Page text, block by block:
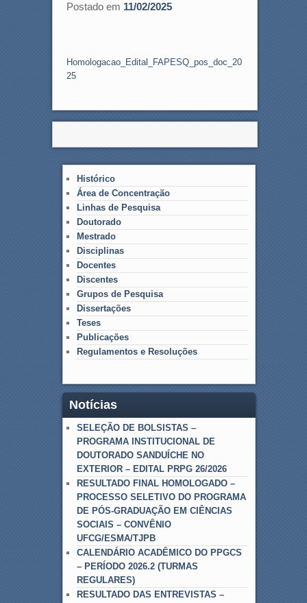
Postado em 11/02/2025
Homologacao_Edital_FAPESQ_pos_doc_20
25
Histórico
Área de Concentração
Linhas de Pesquisa
Doutorado
Mestrado
Disciplinas
Docentes
Discentes
Grupos de Pesquisa
Dissertações
Teses
Publicações
Regulamentos e Resoluções
Notícias
SELEÇÃO DE BOLSISTAS –
PROGRAMA INSTITUCIONAL DE
DOUTORADO SANDUÍCHE NO
EXTERIOR – EDITAL PRPG 26/2026
RESULTADO FINAL HOMOLOGADO –
PROCESSO SELETIVO DO PROGRAMA
DE PÓS-GRADUAÇÃO EM CIÊNCIAS
SOCIAIS – CONVÊNIO
UFCG/ESMA/TJPB
CALENDÁRIO ACADÊMICO DO PPGCS
– PERÍODO 2026.2 (TURMAS
REGULARES)
RESULTADO DAS ENTREVISTAS –